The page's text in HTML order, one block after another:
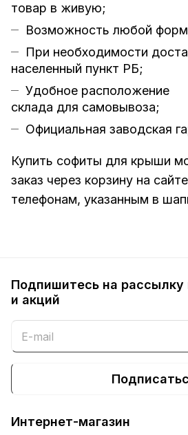
товар в живую;
Возможность любой
При необходимости
населенный пункт РБ;
Удобное расположение
склада для самовывоза;
Официальная заводская
Купить софиты для крыши
заказ через корзину на
телефонам, указанным в
Подпишитесь на рассылку
и акций
Интернет-магазин